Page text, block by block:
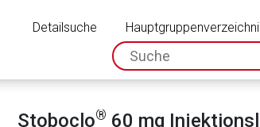
Detailsuche
Stoboclo® 60 mg